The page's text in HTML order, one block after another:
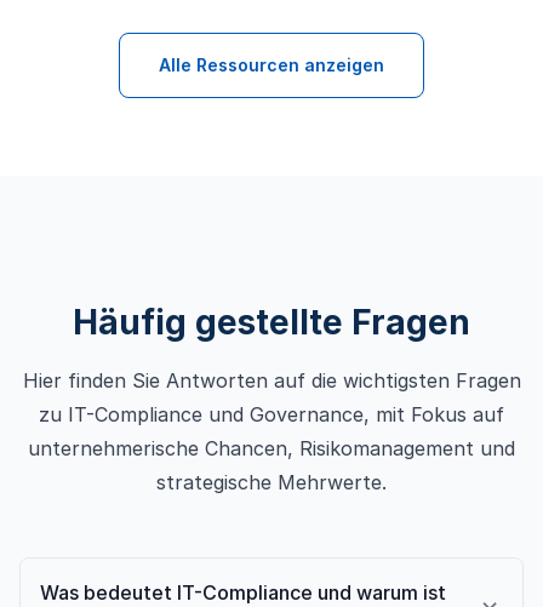
Alle Ressourcen anzeigen
Häufig gestellte Fragen
Hier finden Sie Antworten auf die wichtigsten Fragen
zu IT-Compliance und Governance, mit Fokus auf
unternehmerische Chancen, Risikomanagement und
strategische Mehrwerte.
Was bedeutet IT-Compliance und warum ist